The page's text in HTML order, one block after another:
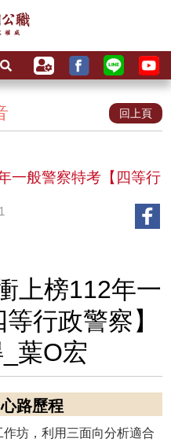
回上頁
一般警察特考【四等行
上榜112年一
行政警察】
_葉O宏
路歷程
坊，利用三面向分析適合